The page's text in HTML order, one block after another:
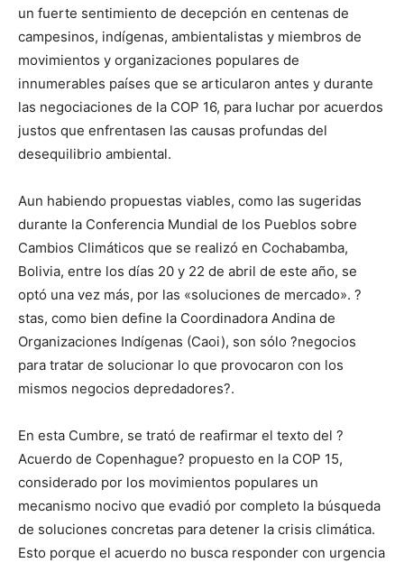
un fuerte sentimiento de decepción en centenas de
campesinos, indígenas, ambientalistas y miembros de
movimientos y organizaciones populares de
innumerables países que se articularon antes y durante
las negociaciones de la COP 16, para luchar por acuerdos
justos que enfrentasen las causas profundas del
desequilibrio ambiental.
Aun habiendo propuestas viables, como las sugeridas
durante la Conferencia Mundial de los Pueblos sobre
Cambios Climáticos que se realizó en Cochabamba,
Bolivia, entre los días 20 y 22 de abril de este año, se
optó una vez más, por las «soluciones de mercado». ?
stas, como bien define la Coordinadora Andina de
Organizaciones Indígenas (Caoi), son sólo ?negocios
para tratar de solucionar lo que provocaron con los
mismos negocios depredadores?.
En esta Cumbre, se trató de reafirmar el texto del ?
Acuerdo de Copenhague? propuesto en la COP 15,
considerado por los movimientos populares un
mecanismo nocivo que evadió por completo la búsqueda
de soluciones concretas para detener la crisis climática.
Esto porque el acuerdo no busca responder con urgencia